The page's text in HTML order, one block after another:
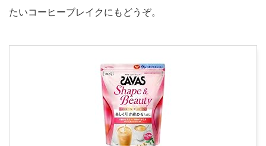
たいコーヒーブレイクにもどうぞ。